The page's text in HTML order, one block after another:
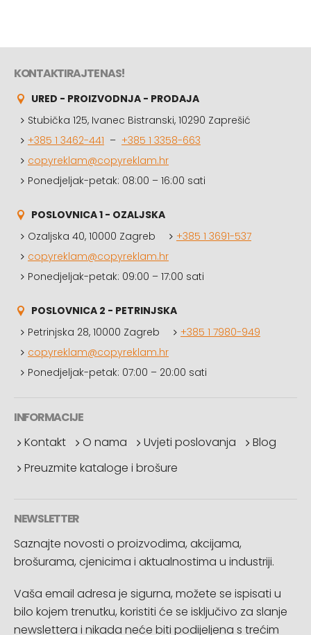
KONTAKTIRAJTE NAS!
URED - PROIZVODNJA - PRODAJA
Stubička 125, Ivanec Bistranski, 10290 Zaprešić
+385 1 3462-441 – +385 1 3358-663
copyreklam@copyreklam.hr
Ponedjeljak-petak: 08:00 – 16:00 sati
POSLOVNICA 1 - OZALJSKA
Ozaljska 40, 10000 Zagreb
+385 1 3691-537
copyreklam@copyreklam.hr
Ponedjeljak-petak: 09:00 – 17:00 sati
POSLOVNICA 2 - PETRINJSKA
Petrinjska 28, 10000 Zagreb
+385 1 7980-949
copyreklam@copyreklam.hr
Ponedjeljak-petak: 07:00 – 20:00 sati
INFORMACIJE
Kontakt
O nama Uvjeti poslovanja
Blog
Preuzmite kataloge i brošure
NEWSLETTER
Saznajte novosti o proizvodima, akcijama,
brošurama, cjenicima i aktualnostima u industriji.
Vaša email adresa je sigurna, možete se ispisati u
bilo kojem trenutku, koristiti će se isključivo za slanje
newslettera i nikada neće biti podijeljena s trećim